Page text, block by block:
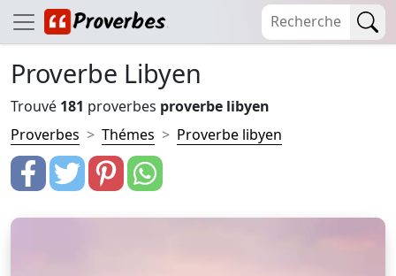
Proverbe Libyen
Trouvé 181 proverbes proverbe libyen
Proverbes
Thémes Proverbe libyen